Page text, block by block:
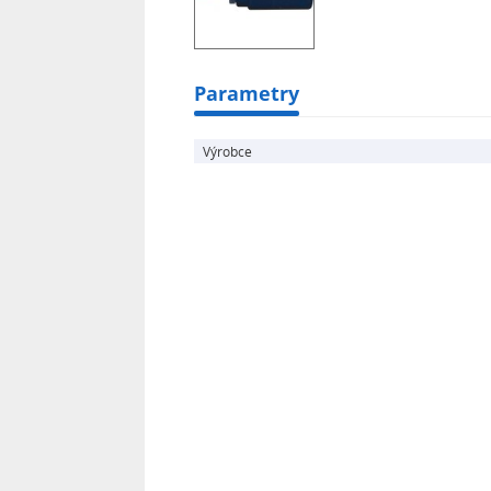
Parametry
Výrobce